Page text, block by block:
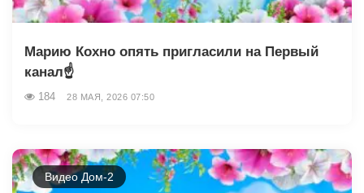
Марию Кохно опять пригласили на Первый
канал☝️
184 28 МАЯ, 2026 07:50
Видео Дом-2